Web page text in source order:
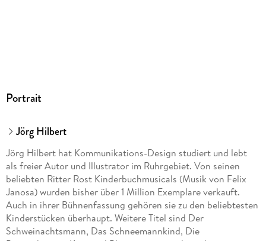
Portrait
Jörg Hilbert
Jörg Hilbert hat Kommunikations-Design studiert und lebt
als freier Autor und Illustrator im Ruhrgebiet. Von seinen
beliebten Ritter Rost Kinderbuchmusicals (Musik von Felix
Janosa) wurden bisher über 1 Million Exemplare verkauft.
Auch in ihrer Bühnenfassung gehören sie zu den beliebtesten
Kinderstücken überhaupt. Weitere Titel sind Der
Schweinachtsmann, Das Schneemannkind, Die
Pappenheimer, Karo und Blaumann sowie die weltweit